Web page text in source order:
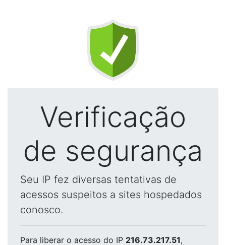
Verificação
de segurança
Seu IP fez diversas tentativas de
acessos suspeitos a sites hospedados
conosco.
Para liberar o acesso do IP 216.73.217.51,